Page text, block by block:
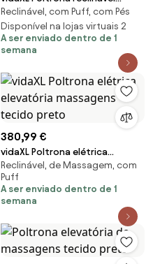
elevatória tecido preto
Reclinável, com Puff, com Pés
Disponível na lojas virtuais 2
A ser enviado dentro de 1
semana
380,99 €
vidaXL Poltrona elétrica
elevatória massagens tecido
preto
Reclinável, de Massagem, com
Puff
A ser enviado dentro de 1
semana